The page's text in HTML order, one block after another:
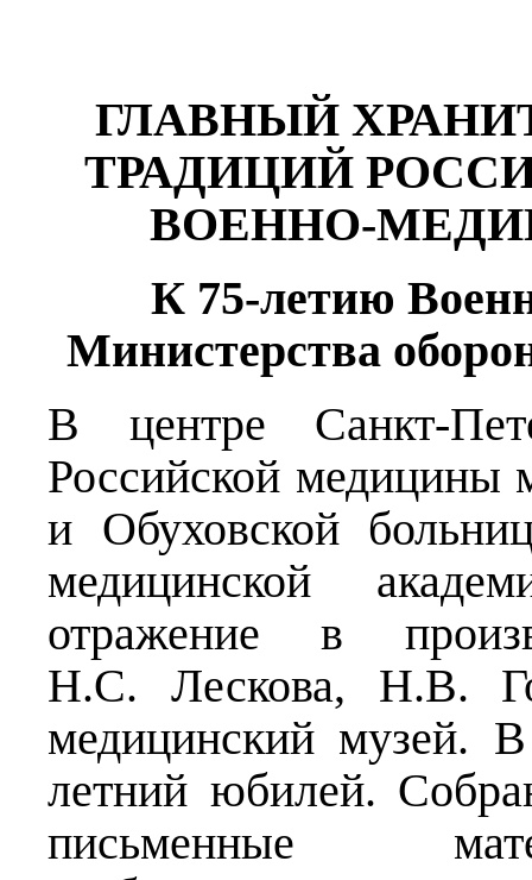
ГЛАВНЫЙ
ТРАДИЦИЙ
ВОЕННО-
К 75-летию
Министерства
В центре Санкт-
Российской медицины
и Обуховской
медицинской
отражение в
Н.С. Лескова, Н.В.
медицинский музей.
летний юбилей.
письменные